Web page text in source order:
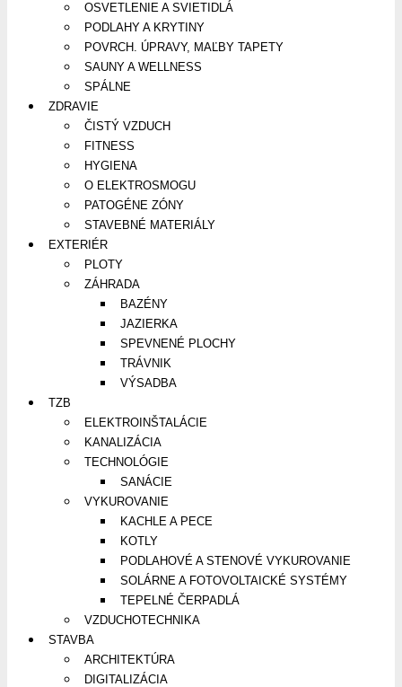
OSVETLENIE A SVIETIDLÁ
PODLAHY A KRYTINY
POVRCH. ÚPRAVY, MAĽBY TAPETY
SAUNY A WELLNESS
SPÁLNE
ZDRAVIE
ČISTÝ VZDUCH
FITNESS
HYGIENA
O ELEKTROSMOGU
PATOGÉNE ZÓNY
STAVEBNÉ MATERIÁLY
EXTERIÉR
PLOTY
ZÁHRADA
BAZÉNY
JAZIERKA
SPEVNENÉ PLOCHY
TRÁVNIK
VÝSADBA
TZB
ELEKTROINŠTALÁCIE
KANALIZÁCIA
TECHNOLÓGIE
SANÁCIE
VYKUROVANIE
KACHLE A PECE
KOTLY
PODLAHOVÉ A STENOVÉ VYKUROVANIE
SOLÁRNE A FOTOVOLTAICKÉ SYSTÉMY
TEPELNÉ ČERPADLÁ
VZDUCHOTECHNIKA
STAVBA
ARCHITEKTÚRA
DIGITALIZÁCIA